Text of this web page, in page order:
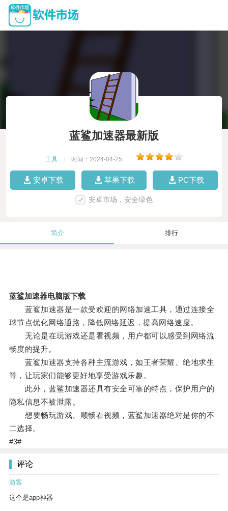
蓝鲨加速器最新版
工具 时间：2024-04-25
安卓下载 苹果下载 PC下载
安卓市场，安全绿色
简介 排行
蓝鲨加速器电脑版下载
蓝鲨加速器是一款受欢迎的网络加速工具，通过连接全
球节点优化网络通路，降低网络延迟，提高网络速度。
无论是在玩游戏还是看视频，用户都可以感受到网络流
畅度的提升。
蓝鲨加速器支持各种主流游戏，如王者荣耀、绝地求生
等，让玩家们能够更好地享受游戏乐趣。
此外，蓝鲨加速器还具有安全可靠的特点，保护用户的
隐私信息不被泄露。
想要畅玩游戏、顺畅看视频，蓝鲨加速器绝对是你的不
二选择。
#3#
评论
游客
这个是app神器